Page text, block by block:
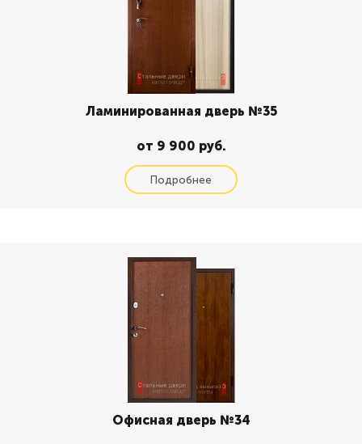
Ламинированная дверь №35
от 9 900 руб.
Офисная дверь №34